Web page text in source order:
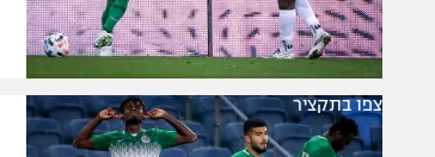
צפו בתקציר